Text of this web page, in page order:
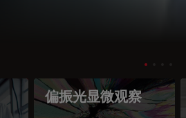
偏振光显微观察